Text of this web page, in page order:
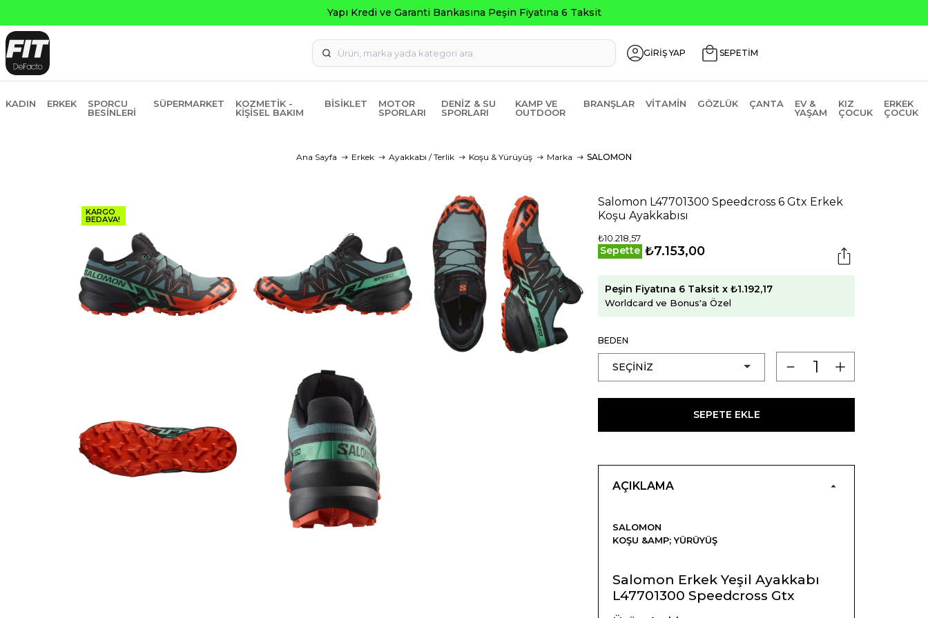
GİRİŞ YAP SEPETİM
KADIN ERKEK
SPORCU
BESINLERI
SÜPERMARKET
KOZMETIK -
KIŞISEL BAKIM
BISIKLET
MOTOR
SPORLARI
DENIZ & SU
SPORLARI
KAMP VE
OUTDOOR
BRANŞLAR VITAMIN GÖZLÜK ÇANTA
EV &
YAŞAM
KIZ
ÇOCUK
ERKEK
ÇOCUK
Ana Sayfa Erkek Ayakkabı / Terlik Koşu & Yürüyüş Marka SALOMON
KARGO
BEDAVA!
Salomon L47701300 Speedcross 6 Gtx Erkek
Koşu Ayakkabısı
₺10.218,57
Sepette ₺7.153,00
Peşin Fiyatına 6 Taksit x ₺1.192,17
Worldcard ve Bonus'a Özel
BEDEN
SEPETE EKLE
AÇIKLAMA
SALOMON
KOŞU &AMP; YÜRÜYÜŞ
Salomon Erkek Yeşil Ayakkabı
L47701300 Speedcross Gtx